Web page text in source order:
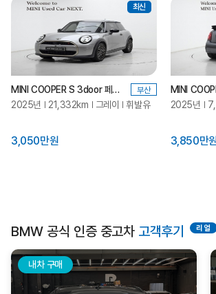
최신
MINI COOPER S 3door 페이버드 부산
2025년 21,332km 그레이 휘발유
3,050만원
MINI
2025년
3,850만
BMW 공식 인증 중고차 고객후기
내차 구매